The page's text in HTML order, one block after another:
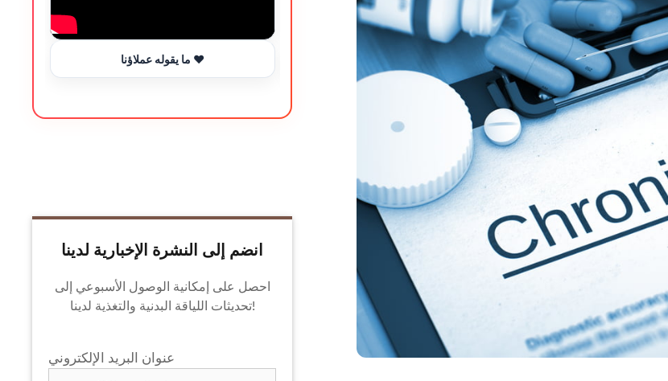
ما يقوله عملاؤنا ❤️
انضم إلى النشرة الإخبارية لدينا
احصل على إمكانية الوصول الأسبوعي إلى
تحديثات اللياقة البدنية والتغذية لدينا!
عنوان البريد الإلكتروني